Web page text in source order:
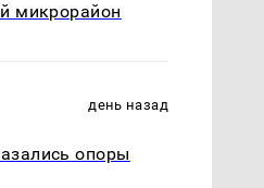
микрорайон
день назад
опоры